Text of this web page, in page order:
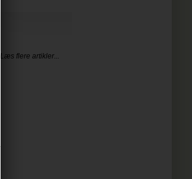
Læs flere artikler...